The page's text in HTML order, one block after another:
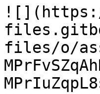
files/o/